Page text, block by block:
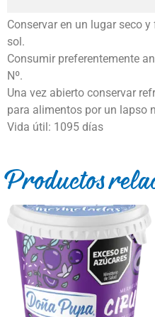
Conservar en un lugar seco
sol.
Consumir preferentemente
Nº.
Una vez abierto conservar
para alimentos por un lapso
Vida útil: 1095 días
Productos